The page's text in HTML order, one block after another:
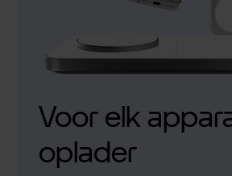
Voor elk
oplader